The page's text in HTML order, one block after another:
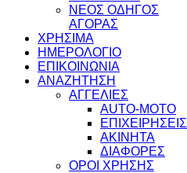
ΝΕΟΣ ΟΔΗΓΟΣ
ΑΓΟΡΑΣ
ΧΡΗΣΙΜΑ
ΗΜΕΡΟΛΟΓΙΟ
ΕΠΙΚΟΙΝΩΝΙΑ
ΑΝΑΖΗΤΗΣΗ
ΑΓΓΕΛΙΕΣ
AUTO-MOTO
ΕΠΙΧΕΙΡΗΣΕΙΣ
ΑΚΙΝΗΤΑ
ΔΙΑΦΟΡΕΣ
ΟΡΟΙ ΧΡΗΣΗΣ